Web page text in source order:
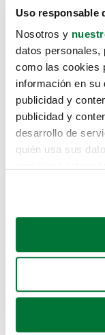
Uso responsable
Nosotros y
datos personales,
como las cookies
información en su
publicidad y
publicidad y
desarrollo de
quién usa sus
Si lo permite,
Recopilar
Identificar su
para buscar
Lo
te hemos
Pero puedes
buscando en
Coches de
Coches de km0